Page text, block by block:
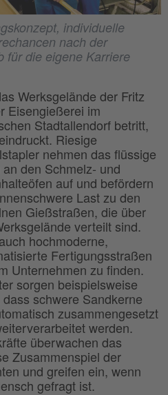
individuelle
nach der
für die eigene Karriere
Werksgelände der Fritz
Eisengießerei im
Stadtallendorf betritt,
Riesige
nehmen das flüssige
an den Schmelz- und
auf und befördern
Last zu den
Gießstraßen, die über
verteilt sind.
hochmoderne,
Fertigungsstraßen
Unternehmen zu finden.
sorgen beispielsweise
dass schwere Sandkerne
zusammengesetzt
werden.
überwachen das
Zusammenspiel der
und greifen ein, wenn
gefragt ist.